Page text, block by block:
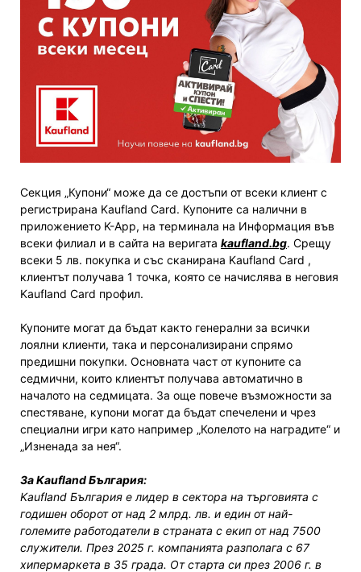
Секция „Купони“ може да се достъпи от всеки клиент с
регистрирана Kaufland Card. Купоните са налични в
приложението K-App, на терминала на Информация във
всеки филиал и в сайта на веригата kaufland.bg. Срещу
всеки 5 лв. покупка и със сканирана Kaufland Card ,
клиентът получава 1 точка, която се начислява в неговия
Kaufland Card профил.
Купоните могат да бъдат както генерални за всички
лоялни клиенти, така и персонализирани спрямо
предишни покупки. Основната част от купоните са
седмични, които клиентът получава автоматично в
началото на седмицата. За още повече възможности за
спестяване, купони могат да бъдат спечелени и чрез
специални игри като например „Колелото на наградите“ и
„Изненада за нея“.
За Kaufland България:
Kaufland България е лидер в сектора на търговията с
годишен оборот от над 2 млрд. лв. и един от най-
големите работодатели в страната с екип от над 7500
служители. През 2025 г. компанията разполага с 67
хипермаркета в 35 града. От старта си през 2006 г. в